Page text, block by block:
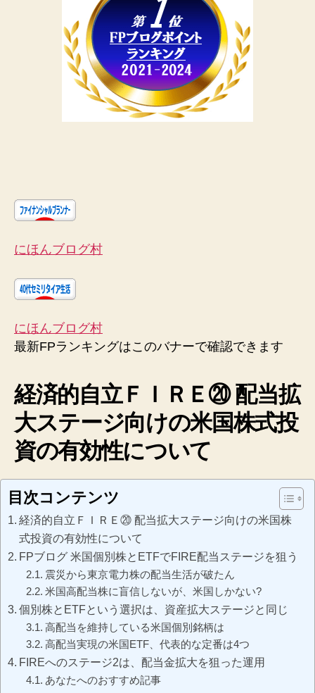
にほんブログ村
にほんブログ村
最新FPランキングはこのバナーで確認できます
経済的自立ＦＩＲＥ⑳ 配当拡
大ステージ向けの米国株式投
資の有効性について
目次コンテンツ
経済的自立ＦＩＲＥ⑳ 配当拡大ステージ向けの米国株
式投資の有効性について
FPブログ 米国個別株とETFでFIRE配当ステージを狙う
震災から東京電力株の配当生活が破たん
米国高配当株に盲信しないが、米国しかない?
個別株とETFという選択は、資産拡大ステージと同じ
高配当を維持している米国個別銘柄は
高配当実現の米国ETF、代表的な定番は4つ
FIREへのステージ2は、配当金拡大を狙った運用
あなたへのおすすめ記事